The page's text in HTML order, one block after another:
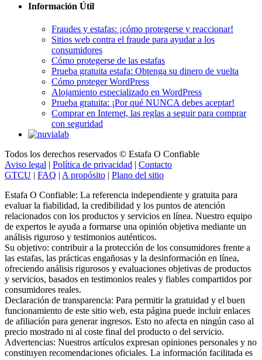
Información Útil
Fraudes y estafas: ¡cómo protegerse y reaccionar!
Sitios web contra el fraude para ayudar a los
consumidores
Cómo protegerse de las estafas
Prueba gratuita estafa: Obtenga su dinero de vuelta
Cómo proteger WordPress
Alojamiento especializado en WordPress
Prueba gratuita: ¡Por qué NUNCA debes aceptar!
Comprar en Internet, las reglas a seguir para comprar
con seguridad
Todos los derechos reservados © Estafa O Confiable
Aviso legal | Política de privacidad | Contacto
GTCU | FAQ | A propósito | Plano del sitio
Estafa O Confiable: La referencia independiente y gratuita para
evaluar la fiabilidad, la credibilidad y los puntos de atención
relacionados con los productos y servicios en línea. Nuestro equipo
de expertos le ayuda a formarse una opinión objetiva mediante un
análisis riguroso y testimonios auténticos.
Su objetivo: contribuir a la protección de los consumidores frente a
las estafas, las prácticas engañosas y la desinformación en línea,
ofreciendo análisis rigurosos y evaluaciones objetivas de productos
y servicios, basados en testimonios reales y fiables compartidos por
consumidores reales.
Declaración de transparencia: Para permitir la gratuidad y el buen
funcionamiento de este sitio web, esta página puede incluir enlaces
de afiliación para generar ingresos. Esto no afecta en ningún caso al
precio mostrado ni al coste final del producto o del servicio.
Advertencias: Nuestros artículos expresan opiniones personales y no
constituyen recomendaciones oficiales. La información facilitada es